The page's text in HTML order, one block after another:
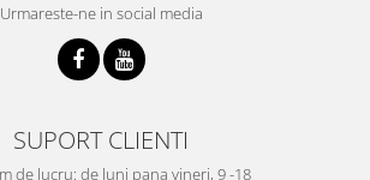
Urmareste-ne in social media
SUPORT CLIENTI
de lucru: de luni pana vineri, 9 -18